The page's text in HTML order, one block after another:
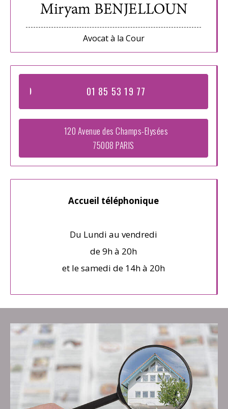
Avocat à la Cour
01 85 53 19 77
120 Avenue des Champs-Elysées
75008 PARIS
Accueil téléphonique
Du Lundi au vendredi
de 9h à 20h
et le samedi de 14h à 20h